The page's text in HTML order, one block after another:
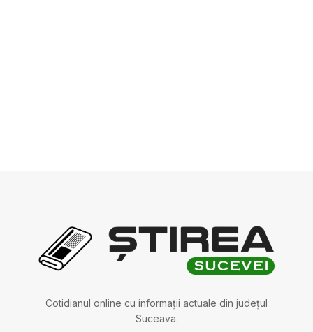
Cotidianul online cu informații actuale din județul
Suceava.